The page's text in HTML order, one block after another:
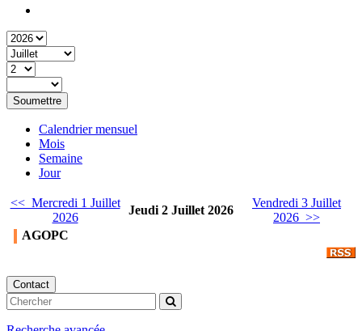
Soumettre
Calendrier mensuel
Mois
Semaine
Jour
<< Mercredi 1 Juillet
2026
Jeudi 2 Juillet 2026
Vendredi 3 Juillet
2026 >>
AGOPC
Contact